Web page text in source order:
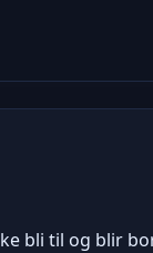
bli til og blir